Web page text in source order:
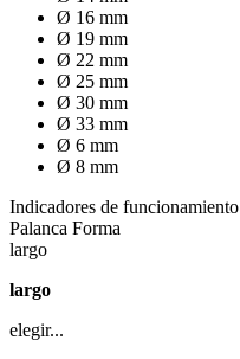
Ø 16 mm
Ø 19 mm
Ø 22 mm
Ø 25 mm
Ø 30 mm
Ø 33 mm
Ø 6 mm
Ø 8 mm
Indicadores de funcionamiento
Palanca Forma
largo
largo
elegir...